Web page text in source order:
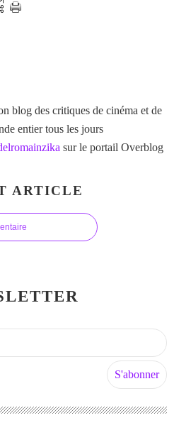
blog des critiques de cinéma et de
entier tous les jours
sur le portail Overblog
ARTICLE